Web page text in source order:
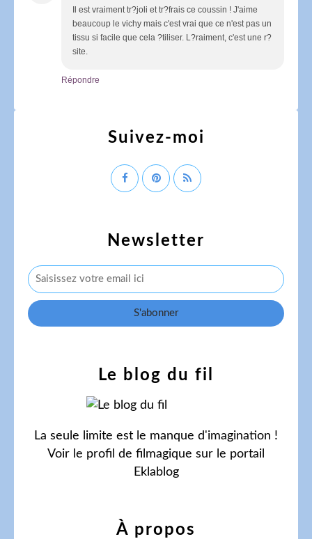
Il est vraiment tr?joli et tr?frais ce coussin ! J'aime
beaucoup le vichy mais c'est vrai que ce n'est pas un
tissu si facile que cela ?tiliser. L?raiment, c'est une r?
site.
Répondre
Newsletter
Le blog du fil
La seule limite est le manque d'imagination !
Voir le profil de filmagique sur le portail
Eklablog
Suivez-moi
À propos